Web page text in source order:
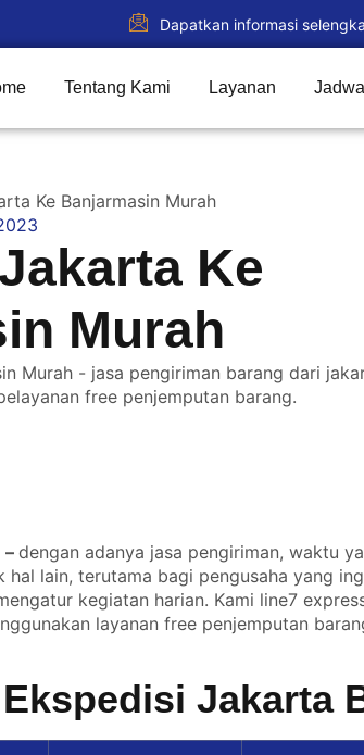
Dapatkan informasi
Tentang Kami Layanan
Ke Banjarmasin Murah
Ke
Murah
Murah - jasa pengiriman barang dari
free penjemputan barang.
– dengan adanya jasa pengiriman, waktu
lain, terutama bagi pengusaha yang
kegiatan harian. Kami line7
layanan free penjemputan
Jakarta